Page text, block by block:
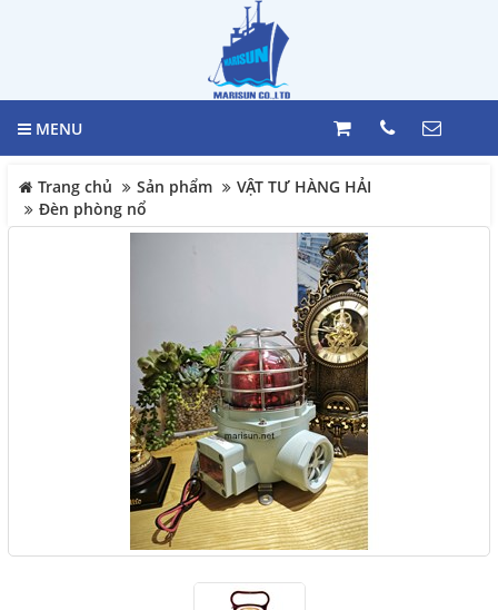
MENU
Trang chủ Sản phẩm
VẬT TƯ HÀNG HẢI
Đèn phòng nổ
Giới thiệu
Sản phẩm
HỆ THỐNG MÁY LÁI
MARINE EQUIPMENT
Thiết bị Công nghiệp Daikin
THI CÔNG, LẮP ĐẶT TÀU
Cáp điện Bumhan, Cáp điện
bọc lưới dùng cho tàu thủy
GIỎ HÀNG
LIÊN HỆ
Hotline
098 392 0098 -
0983117524
Địa chỉ
244 Bùi văn Ba, Phường Tân
Thuận, Quận 7, Tp. HCM
Điện thoại
098 392 0098 - 098 311 7524
COPYRIGHT 2017. ALL RIGHTS RESERVED